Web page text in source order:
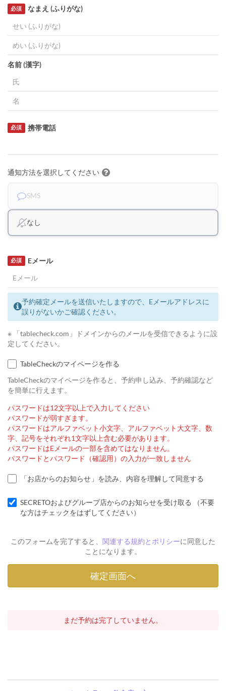
なまえ (ふりがな)
必須
名前 (漢字)
携帯電話
必須
通知方法を選択してください
SMS
なし
Eメール
必須
予約確定メールを送信いたしますので、Eメールアドレスに
誤りがないかご確認ください。
※ 「tablecheck.com」ドメインからのメールを受信できるように設
定してください。
TableCheckのマイページを作る
TableCheckのマイページを作ると、予約申し込み、予約確認など
を簡単に行えます。
パスワードは12文字以上で入力してください
パスワードが弱すぎます。
パスワードはアルファベット小文字、アルファベット大文字、数
字、記号をそれぞれ1文字以上含む必要があります。
パスワードはEメールの一部を含めてはなりません。
パスワードとパスワード（確認用）の入力が一致しません
「お店からのお知らせ」を読み、内容を理解して同意する
SECRETOおよびグループ店からのお知らせを受け取る （不要
な方はチェックをはずしてください）
このフォームを完了すると、 関連する規約とポリシーに同意した
ことになります。
まだ予約は完了していません。